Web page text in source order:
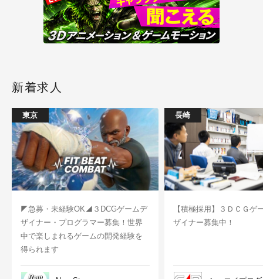
新着求人
東京
◤急募・未経験OK◢３DCGゲームデ
ザイナー・プログラマー募集！世界
中で楽しまれるゲームの開発経験を
得られます
長崎
【積極採用】３ＤＣＧゲ
ザイナー募集中！